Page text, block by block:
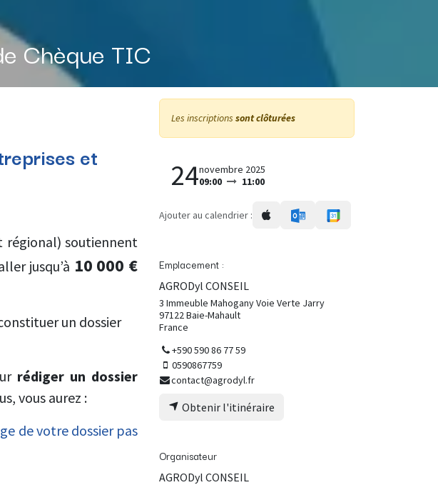
Chèque TIC
et
régional) soutiennent
jusqu’à 10 000 €
un dossier
rédiger un dossier
vous aurez :
de votre dossier pas
Les inscriptions sont clôturées
24novembre 2025
09:00
11:00
Ajouter au calendrier :
Emplacement :
AGRODyl CONSEIL
3 Immeuble Mahogany Voie Verte Jarry
97122 Baie-Mahault
France
+590 590 86 77 59
0590867759
contact@agrodyl.fr
Obtenir l'itinéraire
Organisateur
AGRODyl CONSEIL